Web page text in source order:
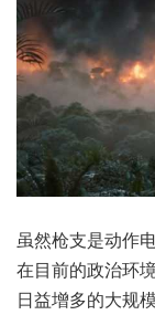
虽然枪支是动作
在目前的政治环
日益增多的大规